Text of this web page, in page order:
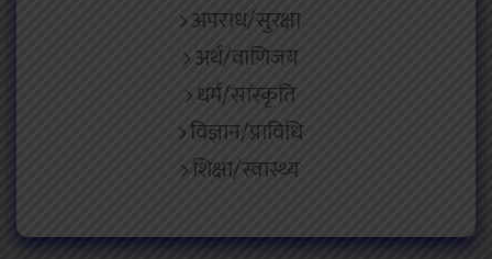
अपराध/सुरक्षा
अर्थ/वाणिजय
धर्म/सांस्कृति
विज्ञान/प्राविधि
शिक्षा/स्वास्थ्य